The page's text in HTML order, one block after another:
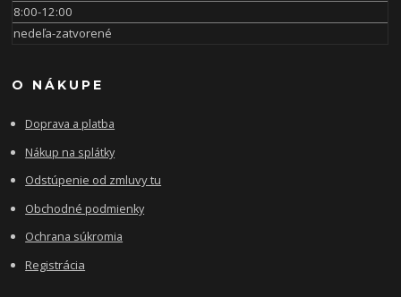
8:00-12:00
nedeľa-zatvorené
O NÁKUPE
Doprava a platba
Nákup na splátky
Odstúpenie od zmluvy tu
Obchodné podmienky
Ochrana súkromia
Registrácia